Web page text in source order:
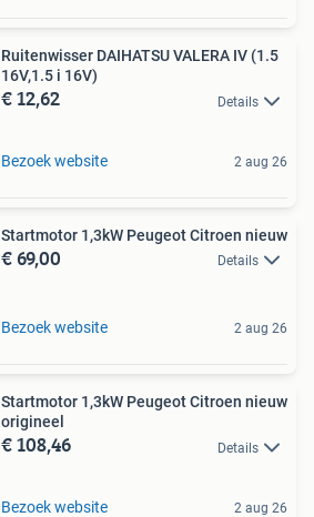
Ruitenwisser DAIHATSU VALERA IV (1.5
16V,1.5 i 16V)
€ 12,62 Details
Bezoek website 2 aug 26
Startmotor 1,3kW Peugeot Citroen nieuw
€ 69,00 Details
Bezoek website 2 aug 26
Startmotor 1,3kW Peugeot Citroen nieuw
origineel
€ 108,46 Details
Bezoek website 2 aug 26